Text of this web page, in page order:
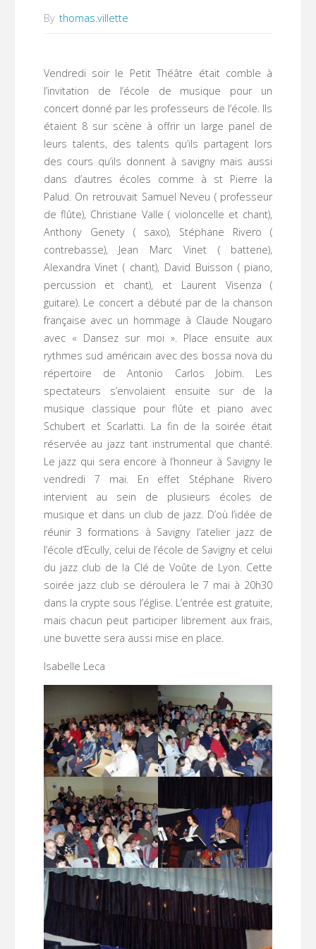
By thomas.villette
Vendredi soir le Petit Théâtre était comble à
l’invitation de l’école de musique pour un
concert donné par les professeurs de l’école. Ils
étaient 8 sur scène à offrir un large panel de
leurs talents, des talents qu’ils partagent lors
des cours qu’ils donnent à savigny mais aussi
dans d’autres écoles comme à st Pierre la
Palud. On retrouvait Samuel Neveu ( professeur
de flûte), Christiane Valle ( violoncelle et chant),
Anthony Genety ( saxo), Stéphane Rivero (
contrebasse), Jean Marc Vinet ( batterie),
Alexandra Vinet ( chant), David Buisson ( piano,
percussion et chant), et Laurent Visenza (
guitare). Le concert a débuté par de la chanson
française avec un hommage à Claude Nougaro
avec « Dansez sur moi ». Place ensuite aux
rythmes sud américain avec des bossa nova du
répertoire de Antonio Carlos Jobim. Les
spectateurs s’envolaient ensuite sur de la
musique classique pour flûte et piano avec
Schubert et Scarlatti. La fin de la soirée était
réservée au jazz tant instrumental que chanté.
Le jazz qui sera encore à l’honneur à Savigny le
vendredi 7 mai. En effet Stéphane Rivero
intervient au sein de plusieurs écoles de
musique et dans un club de jazz. D’où l’idée de
réunir 3 formations à Savigny l’atelier jazz de
l’école d’Ecully, celui de l’école de Savigny et celui
du jazz club de la Clé de Voûte de Lyon. Cette
soirée jazz club se déroulera le 7 mai à 20h30
dans la crypte sous l’église. L’entrée est gratuite,
mais chacun peut participer librement aux frais,
une buvette sera aussi mise en place.
Isabelle Leca